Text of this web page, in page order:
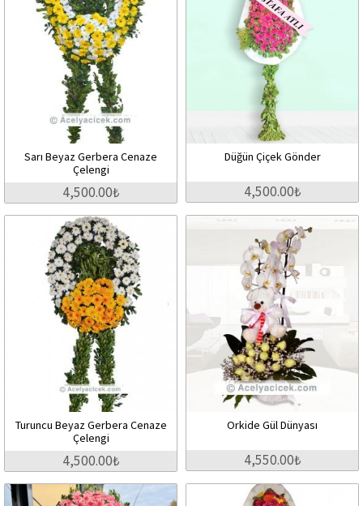
Sarı Beyaz Gerbera Cenaze
Çelengi
4,500.00₺
Düğün Çiçek Gönder
4,500.00₺
Turuncu Beyaz Gerbera Cenaze
Çelengi
4,500.00₺
Orkide Gül Dünyası
4,550.00₺